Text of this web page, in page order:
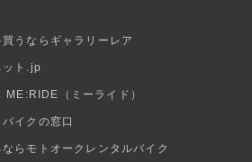
うならギャラリーレア
ット.jp
ME:RIDE（ミーライド）
イクの窓口
らモトオークレンタルバイク